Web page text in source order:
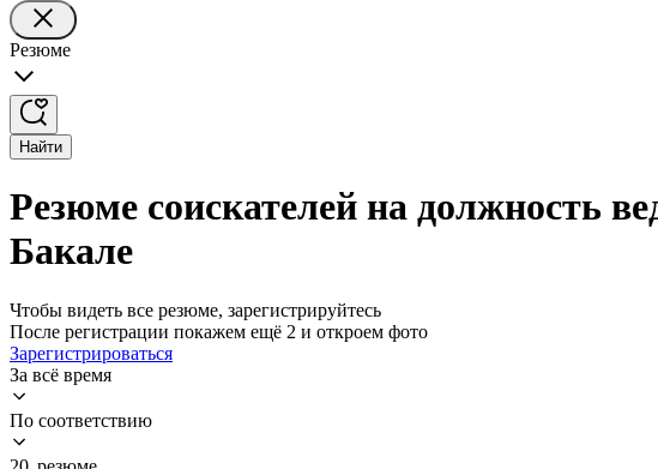
Резюме
Найти
Резюме соискателей на должность
Бакале
Чтобы видеть все резюме, зарегистрируйтесь
После регистрации покажем ещё 2 и откроем фото
Зарегистрироваться
За всё время
По соответствию